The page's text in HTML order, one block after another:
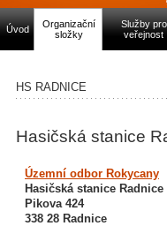
Úvod
Organizační
složky
Služby pro
veřejnost
HS RADNICE
Hasičská stanice
Územní odbor Rokycany
Hasičská stanice Radnice
Pikova 424
338 28 Radnice